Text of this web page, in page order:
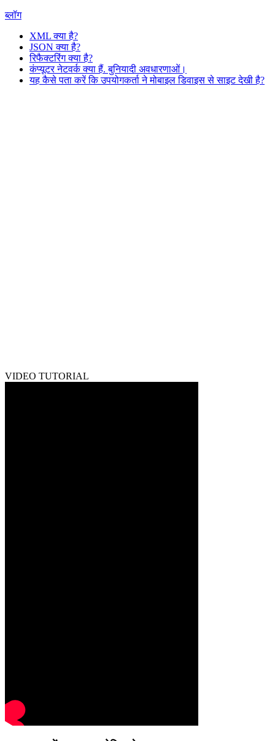
ब्लॉग
XML क्या है?
JSON क्या है?
रिफैक्टरिंग क्या है?
कंप्यूटर नेटवर्क क्या हैं. बुनियादी अवधारणाओं।
यह कैसे पता करें कि उपयोगकर्ता ने मोबाइल डिवाइस से साइट देखी है?
VIDEO TUTORIAL